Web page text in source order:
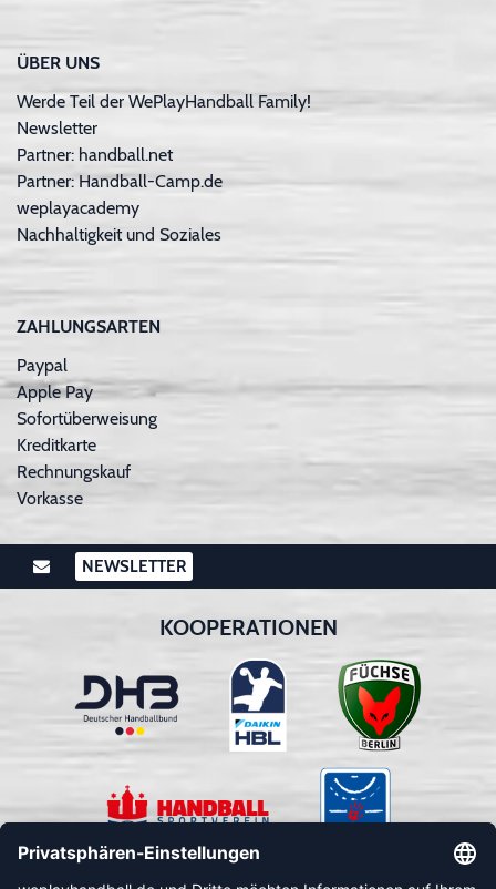
ÜBER UNS
Werde Teil der WePlayHandball Family!
Newsletter
Partner: handball.net
Partner: Handball-Camp.de
weplayacademy
Nachhaltigkeit und Soziales
ZAHLUNGSARTEN
Paypal
Apple Pay
Sofortüberweisung
Kreditkarte
Rechnungskauf
Vorkasse
NEWSLETTER
KOOPERATIONEN